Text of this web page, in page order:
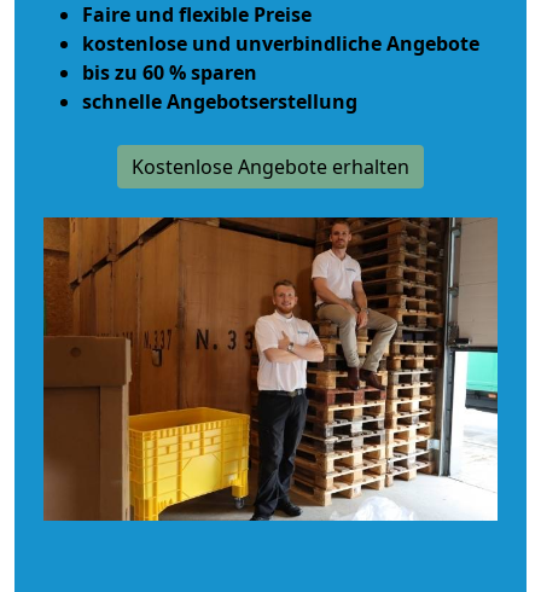
Faire und flexible Preise
kostenlose und unverbindliche Angebote
bis zu 60 % sparen
schnelle Angebotserstellung
Kostenlose Angebote erhalten